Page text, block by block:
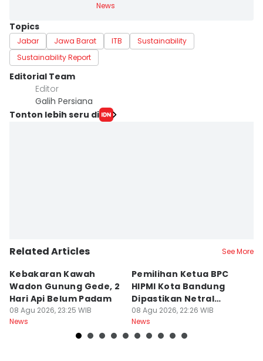
News
Topics
Jabar Jawa Barat ITB
Sustainability
Sustainability Report
Editorial Team
Editor
Galih Persiana
Tonton lebih seru di
Related Articles See More
Kebakaran Kawah
Wadon Gunung Gede, 2
Hari Api Belum Padam
08 Agu 2026, 23:25 WIB
News
Pemilihan Ketua BPC
HIPMI Kota Bandung
Dipastikan Netral
Tanpa Tekanan
08 Agu 2026, 22:26 WIB
News